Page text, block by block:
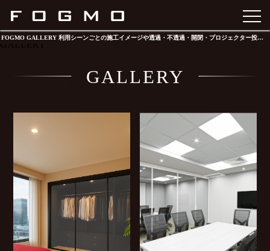
FOGMO GALLERY 利用シーンごとの施工イメージや透過・不透過・開閉・プロジェクター投影時のイメージギャラリー
FOGMO TOP
GALLERY
GALLERY